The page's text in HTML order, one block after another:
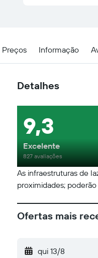
Preços Informação
Detalhes
As infraestruturas de
proximidades;
9,3
Excelente
827 avaliações
Ofertas mais
qui 13/8